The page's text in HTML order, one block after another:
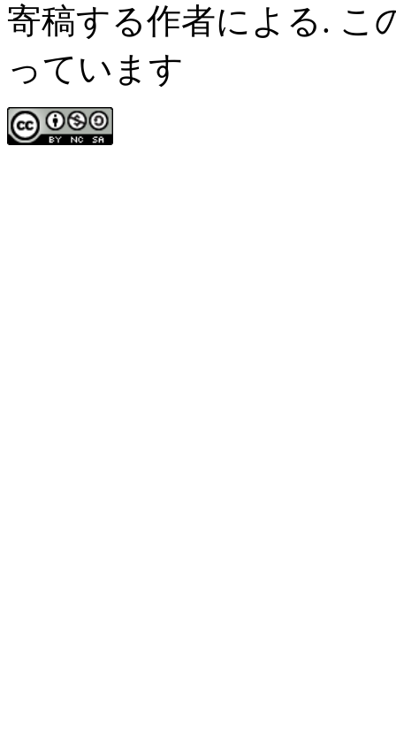
寄稿する作者による. こ
っています